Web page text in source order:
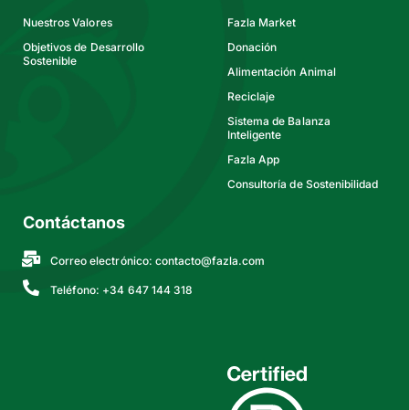
Nuestros Valores
Objetivos de Desarrollo
Sostenible
Fazla Market
Donación
Alimentación Animal
Reciclaje
Sistema de Balanza
Inteligente
Fazla App
Consultoría de Sostenibilidad
Contáctanos
Correo electrónico: contacto@fazla.com
Teléfono: +34 647 144 318